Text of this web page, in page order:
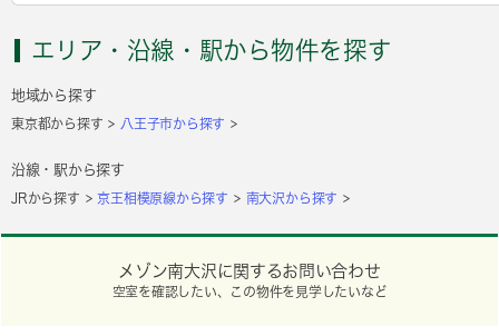
エリア・沿線・駅から物件を探す
地域から探す
東京都から探す 八王子市から探す
沿線・駅から探す
JRから探す 京王相模原線から探す 南大沢から探す
メゾン南大沢に関するお問い合わせ
空室を確認したい、この物件を見学したいなど